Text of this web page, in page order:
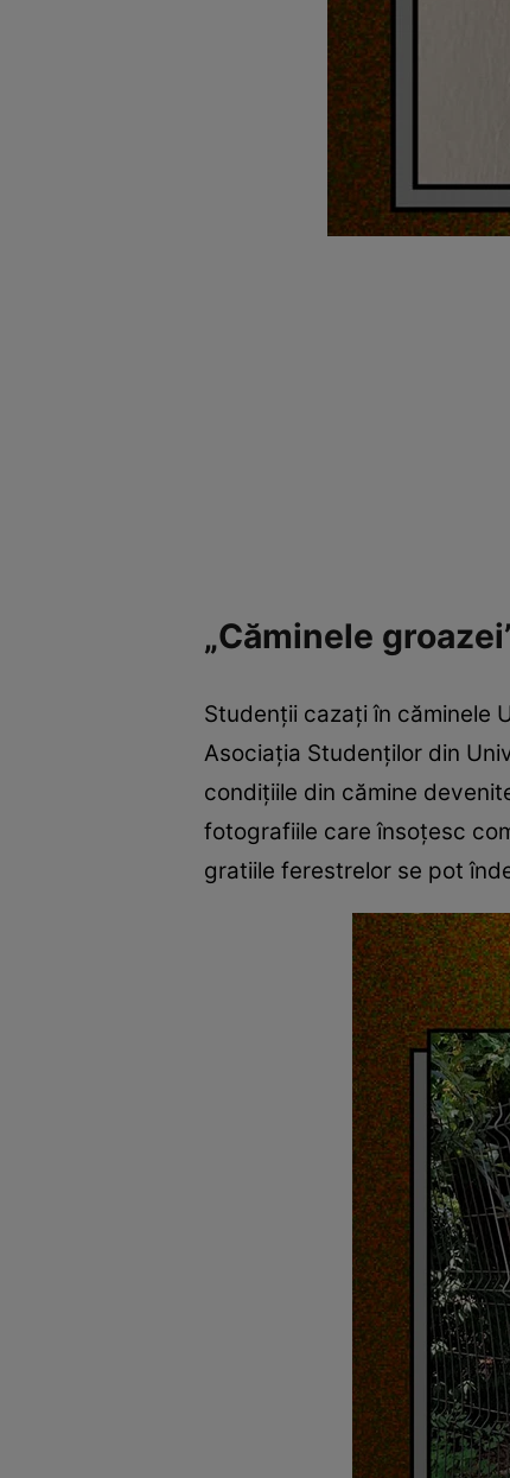
„Căminele
Studenții cazați în căminele
Asociaţia Studenţilor din
condițiile din cămine
fotografiile care însoțesc
gratiile ferestrelor se pot